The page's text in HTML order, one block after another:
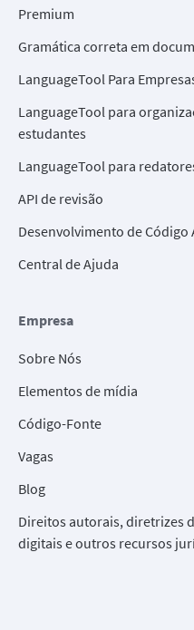
Premium
Gramática correta em
LanguageTool Para
LanguageTool para
estudantes
LanguageTool para
API de revisão
Desenvolvimento de Código
Central de Ajuda
Empresa
Sobre Nós
Elementos de mídia
Código-Fonte
Vagas
Blog
Direitos autorais, diretrizes
digitais e outros recursos